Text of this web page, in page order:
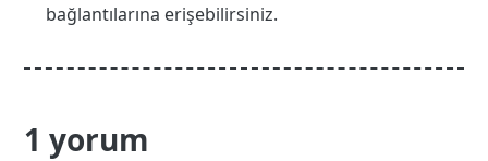
bağlantılarına erişebilirsiniz.
1 yorum